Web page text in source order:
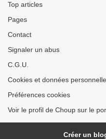
Top articles
Pages
Contact
Signaler un abus
C.G.U.
Cookies et données
Préférences cookies
Voir le profil de Choup sur le
Créer un